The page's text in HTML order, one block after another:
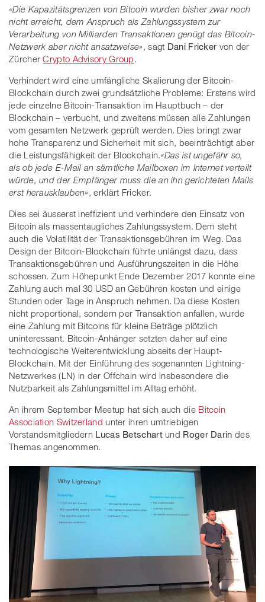
«Die Kapazitätsgrenzen von Bitcoin wurden bisher zwar noch
nicht erreicht, dem Anspruch als Zahlungssystem zur
Verarbeitung von Milliarden Transaktionen genügt das Bitcoin-
Netzwerk aber nicht ansatzweise» , sagt Dani Fricker von der
ZürcherCrypto Advisory Group
Verhindert wird eine umfängliche Skalierung der Bitcoin-
Blockchain durch zwei grundsätzliche Probleme: Erstens wird
jede einzelne Bitcoin-Transaktion im Hauptbuch – der
Blockchain – verbucht, und zweitens müssen alle Zahlungen
vom gesamten Netzwerk geprüft werden. Dies bringt zwar
hohe Transparenz und Sicherheit mit sich, beeinträchtigt aber
die Leistungsfähigkeit der Blockchain.«Das ist ungefähr so,
als ob jede E-Mail an sämtliche Mailboxen im Internet verteilt
würde, und der Empfänger muss die an ihn gerichteten Mails
erst herausklauben» , erklärt Fricker.
Dies sei äusserst ineffizient und verhindere den Einsatz von
Bitcoin als massentaugliches Zahlungssystem. Dem steht
auch die Volatilität der Transaktionsgebühren im Weg. Das
Design der Bitcoin-Blockchain führte unlängst dazu, dass
Transaktionsgebühren und Ausführungszeiten in die Höhe
schossen. Zum Höhepunkt Ende Dezember 2017 konnte eine
Zahlung auch mal 30 USD an Gebühren kosten und einige
Stunden oder Tage in Anspruch nehmen. Da diese Kosten
nicht proportional, sondern per Transaktion anfallen, wurde
eine Zahlung mit Bitcoins für kleine Beträge plötzlich
uninteressant. Bitcoin-Anhänger setzten daher auf eine
technologische Weiterentwicklung abseits der Haupt-
Blockchain. Mit der Einführung des sogenannten Lightning-
Netzwerkes (LN) in der Offchain wird insbesondere die
Nutzbarkeit als Zahlungsmittel im Alltag erhöht.
An ihrem September Meetup hat sich auch die Bitcoin
Association Switzerland unter ihren umtriebigen
Vorstandsmitgliedern Lucas Betschartund Roger Darin des
Themas angenommen.